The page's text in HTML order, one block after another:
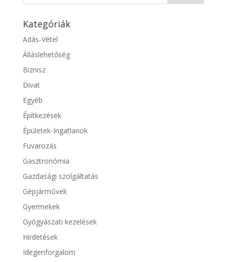
Kategóriák
Adás-Vétel
Álláslehetőség
Biznisz
Divat
Egyéb
Építkezések
Épületek-Ingatlanok
Fuvarozás
Gasztronómia
Gazdasági szolgáltatás
Gépjárművek
Gyermekek
Gyógyászati kezelések
Hirdetések
Idegenforgalom